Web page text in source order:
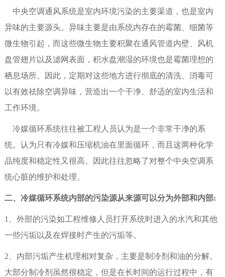
中央空调通风系统是室内环境污染的主要渠道，也是室内
异味的主要源头。异味主要是由系统内存在的霉菌、细菌等
微生物引起，而这些微生物主要积聚在通风管道内壁、风机
盘管翅片以及滤网表面，积水盘潮湿的环境也是霉菌理想的
栖息场所。因此，定期对这些地方进行彻底的清洗、消毒可
以有效祛除空调异味，营造出一个干净、舒适的室内生活和
工作环境。
冷媒循环系统往往被工程人员认为是一个非常干净的系
统。认为只有冷媒和压缩机油在里面循环，而且这两种化学
品纯度和稳定性又很高。因此往往忽略了对整个中央空调系
统心脏的维护和处理。
二、冷媒循环系统内部的污染源从来源可以分为外部和内部:
1、 外部的污染如工程维修人员打开系统时进入的水汽和其他
一些污垢以及在焊接时产生的污垢等。
2、 内部污垢产生机理相对复杂，主要是制冷剂和油的分解。
大部分制冷剂虽然很稳定，但是在长时间的运行过程中，有